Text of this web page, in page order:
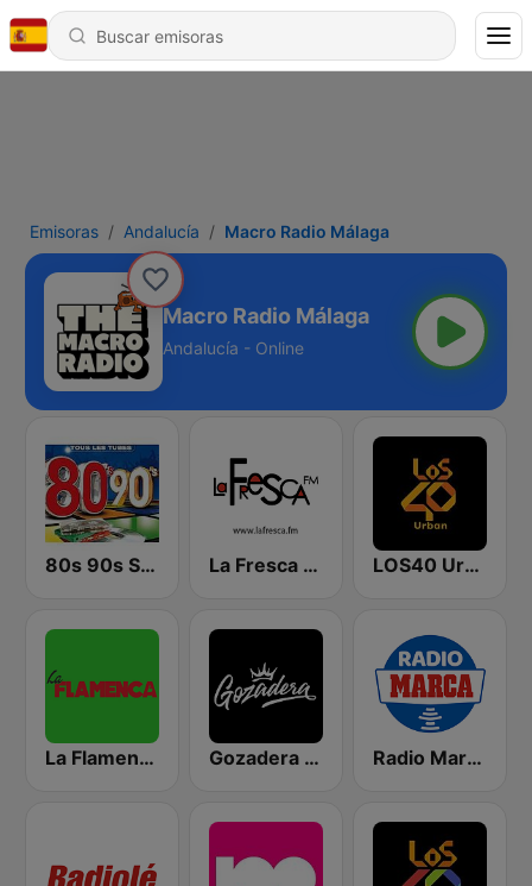
Emisoras Andalucía Macro Radio Málaga
Macro Radio Málaga
Andalucía - Online
80s 90s Super Pop Hits La Fresca FM LOS40 Urban
La Flamenca Gozadera FM Radio Marca Nacional